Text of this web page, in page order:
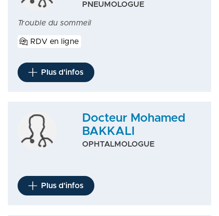
PNEUMOLOGUE
Trouble du sommeil
RDV en ligne
Plus d'infos
Docteur Mohamed
BAKKALI
OPHTALMOLOGUE
Plus d'infos